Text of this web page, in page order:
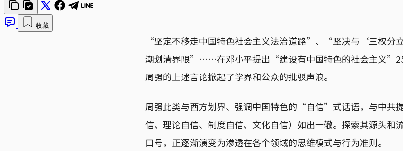
收藏
“坚定不移走中国特色社会主义法治道路”、“坚决与‘三权
潮划清界限”……在邓小平提出“建设有中国特色的社会主义
周强的上述言论掀起了学界和公众的批驳声浪。
周强此类与西方划界、强调中国特色的“自信”式话语，与中共
信、理论自信、制度自信、文化自信）如出一辙。探索其源头和
口号，正逐渐演变为渗透在各个领域的思维模式与行为准则。